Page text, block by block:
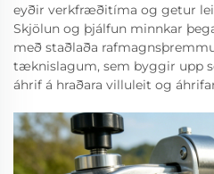
eyðir verkfræðitíma og getur
Skjölun og þjálfun minnkar
með staðlaða
tæknislagum, sem byggir upp
áhrif á hraðara villuleit og